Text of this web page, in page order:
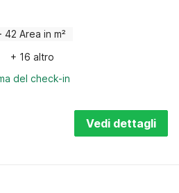
· 42 Area in m²
+ 16 altro
del check-in
Vedi dettagli